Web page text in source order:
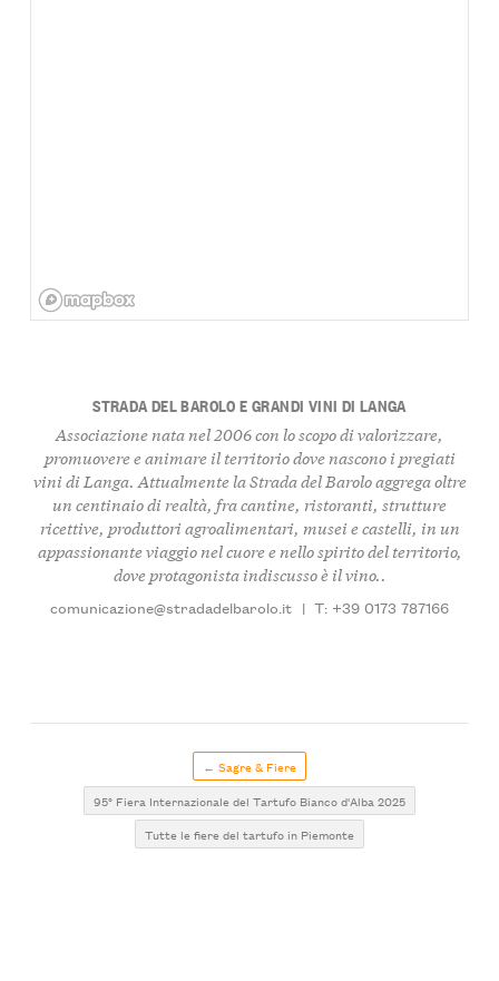
STRADA DEL BAROLO E GRANDI VINI DI LANGA
Associazione nata nel 2006 con lo scopo di valorizzare,
promuovere e animare il territorio dove nascono i pregiati
vini di Langa. Attualmente la Strada del Barolo aggregaoltre
un centinaio di realtà, fra cantine, ristoranti, strutture
ricettive, produttori agroalimentari, musei e castelli, in un
appassionante viaggio nel cuore e nello spirito del territorio,
dove protagonista indiscusso è il vino..
comunicazione@stradadelbarolo.it | T: +39 0173 787166
← Sagre & Fiere
95° Fiera Internazionale del Tartufo Bianco d'Alba 2025
Tutte le fiere del tartufo in Piemonte